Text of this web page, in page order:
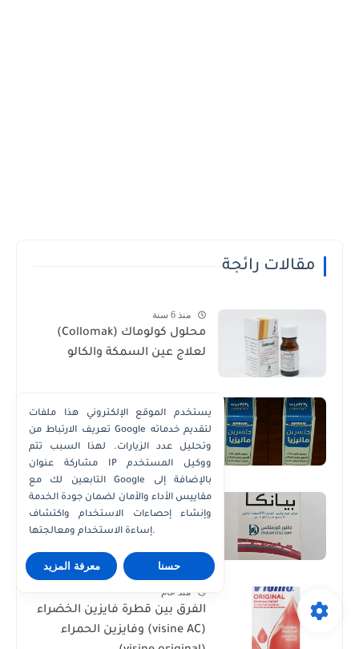
مقالات رائجة
منذ 6 سنة
محلول كولوماك (Collomak)
لعلاج عين السمكة والكالو
تركيبة جليسرين مانيزيا
(Glycerin Magnesia)
وإستخداماتها
منذ عام
شراب بيانكا (Pianka) لعلاج
نقص الحديد والأنيميا | الدليل
الكامل
منذ عام
الفرق بين قطرة فايزين الخضراء
(visine AC) وفايزين الحمراء
يستخدم الموقع الإلكتروني هذا ملفات
تعريف الارتباط من Google لتقديم خدماته
وتحليل عدد الزيارات. لهذا السبب تتم
مشاركة عنوان IP ووكيل المستخدم
التابعين لك مع Google بالإضافة إلى
مقاييس الأداء والأمان لضمان جودة الخدمة
وإنشاء إحصاءات الاستخدام واكتشاف
إساءة الاستخدام ومعالجتها.
معرفة المزيد حسنا